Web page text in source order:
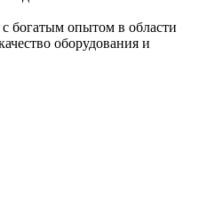
богатым опытом в области
оборудования и